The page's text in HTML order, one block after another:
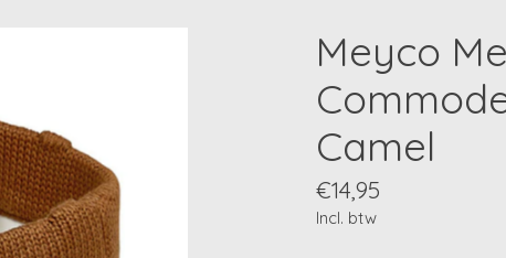
Meyco
Camel
€14,95
Incl. btw